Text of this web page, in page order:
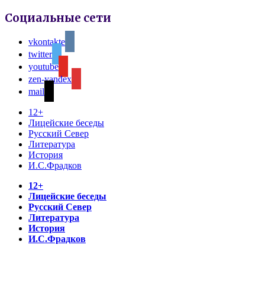
Социальные сети
vkontakte
twitter
youtube
zen-yandex
mail
12+
Лицейские беседы
Русский Север
Литература
История
И.С.Фрадков
12+
Лицейские беседы
Русский Север
Литература
История
И.С.Фрадков